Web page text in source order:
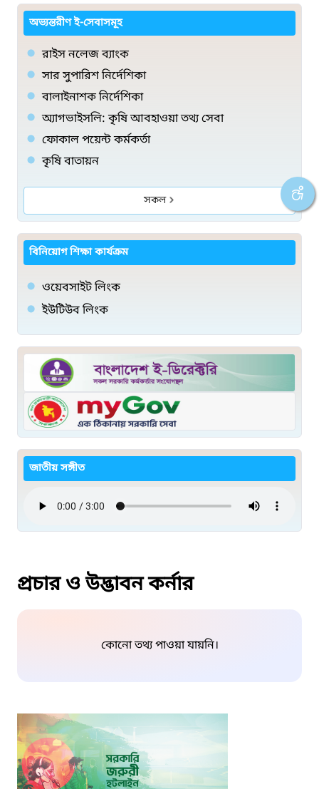
অভ্যন্তরীণ ই-সেবাসমূহ
রাইস নলেজ ব্যাংক
সার সুপারিশ নির্দেশিকা
বালাইনাশক নির্দেশিকা
অ্যাগভাইসলি: কৃষি আবহাওয়া তথ্য সেবা
ফোকাল পয়েন্ট কর্মকর্তা
কৃষি বাতায়ন
সকল
বিনিয়োগ শিক্ষা কার্যক্রম
ওয়েবসাইট লিংক
ইউটিউব লিংক
জাতীয় সঙ্গীত
প্রচার ও উদ্ভাবন কর্নার
কোনো তথ্য পাওয়া যায়নি।